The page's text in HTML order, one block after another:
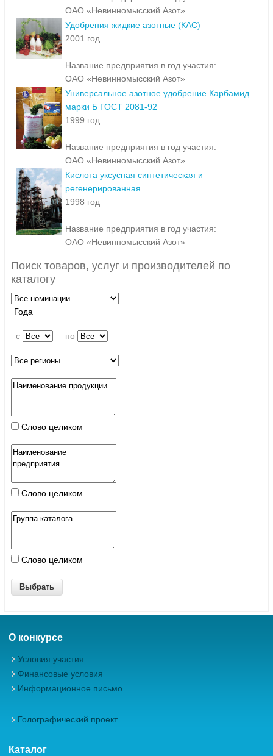
ОАО «Невинномысский Азот»
Удобрения жидкие азотные (КАС)
2001 год
Название предприятия в год участия:
ОАО «Невинномысский Азот»
Универсальное азотное удобрение Карбамид
марки Б ГОСТ 2081-92
1999 год
Название предприятия в год участия:
ОАО «Невинномысский Азот»
Кислота уксусная синтетическая и
регенерированная
1998 год
Название предприятия в год участия:
ОАО «Невинномысский Азот»
Поиск товаров, услуг и производителей по
каталогу
Года
c по
Слово целиком
Слово целиком
Слово целиком
О конкурсе
Условия участия
Финансовые условия
Информационное письмо
Голографический проект
Каталог